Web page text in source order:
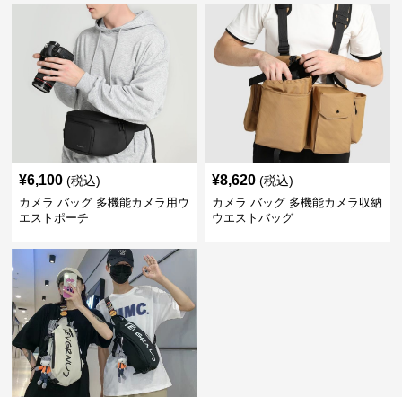
¥6,100 (税込)
カメラ バッグ 多機能カメラ用ウ
エストポーチ
¥8,620 (税込)
カメラ バッグ 多機能カメラ収納
ウエストバッグ